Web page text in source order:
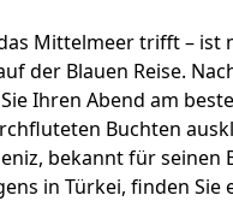
Mittelmeer trifft – ist
der Blauen Reise.
Ihren Abend am
Buchten
bekannt für
in Türkei, finden Sie